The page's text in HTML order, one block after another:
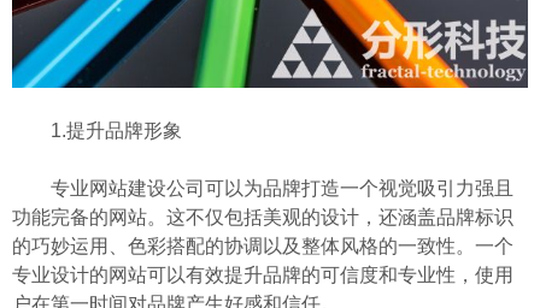
1.提升品牌形象
专业网站建设公司可以为品牌打造一个视觉吸引力强且
功能完备的网站。这不仅包括美观的设计，还涵盖品牌标识
的巧妙运用、色彩搭配的协调以及整体风格的一致性。一个
专业设计的网站可以有效提升品牌的可信度和专业性，使用